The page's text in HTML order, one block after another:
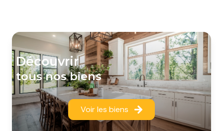
découvrir
tous nos biens
Voir les biens